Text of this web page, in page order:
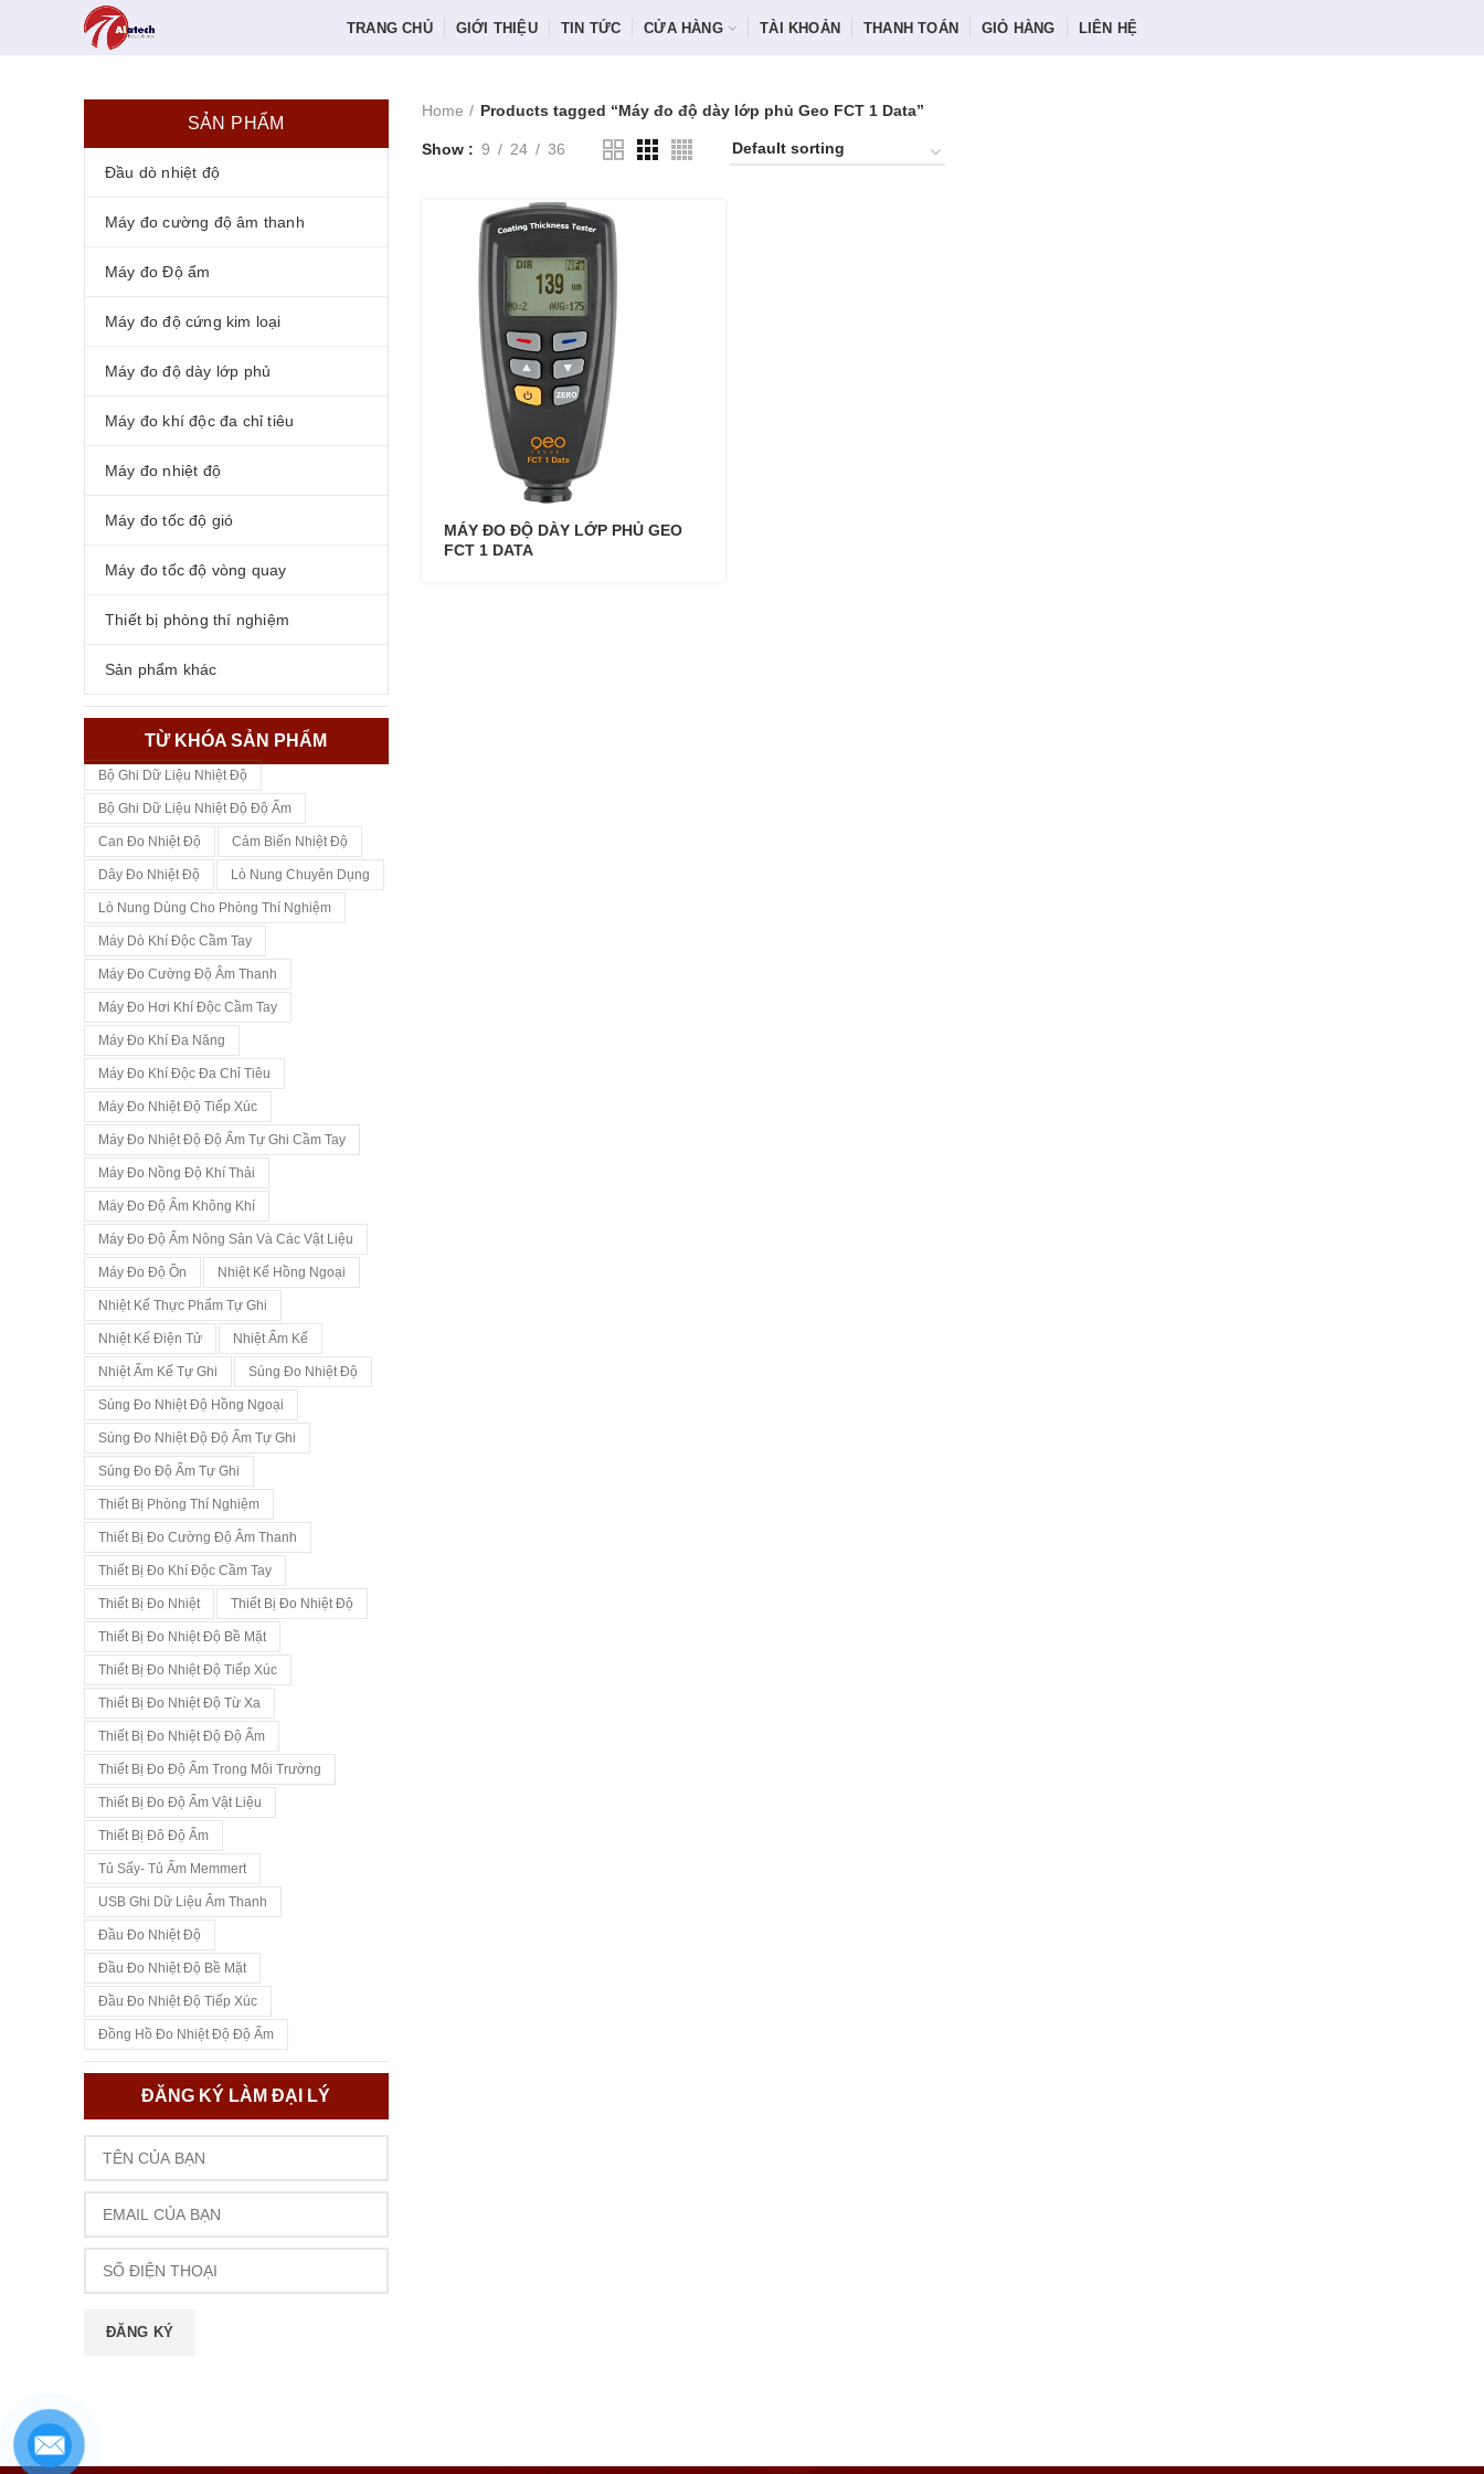
TRANG CHỦ GIỚI THIỆU TIN TỨC CỬA HÀNG TÀI KHOẢN THANH TOÁN GIỎ HÀNG LIÊN HỆ
Home Products tagged “Máy đo độ dày lớp phủ Geo FCT 1 Data”
Show 9 24 36
MÁY ĐO ĐỘ DÀY LỚP PHỦ GEO
FCT 1 DATA
SẢN PHẨM
Đầu dò nhiệt độ
Máy đo cường độ âm thanh
Máy đo Độ ẩm
Máy đo độ cứng kim loại
Máy đo độ dày lớp phủ
Máy đo khí độc đa chỉ tiêu
Máy đo nhiệt độ
Máy đo tốc độ gió
Máy đo tốc độ vòng quay
Thiết bị phòng thí nghiệm
Sản phẩm khác
TỪ KHÓA SẢN PHẨM
Bộ Ghi Dữ Liệu Nhiệt Độ
Bộ Ghi Dữ Liệu Nhiệt Độ Độ Ẩm
Can Đo Nhiệt Độ Cảm Biến Nhiệt Độ
Dây Đo Nhiệt Độ Lò Nung Chuyên Dụng
Lò Nung Dùng Cho Phòng Thí Nghiệm
Máy Dò Khí Độc Cầm Tay
Máy Đo Cường Độ Âm Thanh
Máy Đo Hơi Khí Độc Cầm Tay
Máy Đo Khí Đa Năng
Máy Đo Khí Độc Đa Chỉ Tiêu
Máy Đo Nhiệt Độ Tiếp Xúc
Máy Đo Nhiệt Độ Độ Ẩm Tự Ghi Cầm Tay
Máy Đo Nồng Độ Khí Thải
Máy Đo Độ Ẩm Không Khí
Máy Đo Độ Ẩm Nông Sản Và Các Vật Liệu
Máy Đo Độ Ồn Nhiệt Kế Hồng Ngoại
Nhiệt Kế Thực Phẩm Tự Ghi
Nhiệt Kế Điện Tử Nhiệt Ẩm Kế
Nhiệt Ẩm Kế Tự Ghi Súng Đo Nhiệt Độ
Súng Đo Nhiệt Độ Hồng Ngoại
Súng Đo Nhiệt Độ Độ Ẩm Tự Ghi
Súng Đo Độ Ẩm Tự Ghi
Thiết Bị Phòng Thí Nghiệm
Thiết Bị Đo Cường Độ Âm Thanh
Thiết Bị Đo Khí Độc Cầm Tay
Thiết Bị Đo Nhiệt Thiết Bị Đo Nhiệt Độ
Thiết Bị Đo Nhiệt Độ Bề Mặt
Thiết Bị Đo Nhiệt Độ Tiếp Xúc
Thiết Bị Đo Nhiệt Độ Từ Xa
Thiết Bị Đo Nhiệt Độ Độ Ẩm
Thiết Bị Đo Độ Ẩm Trong Môi Trường
Thiết Bị Đo Độ Ẩm Vật Liệu
Thiết Bị Đô Độ Ẩm
Tủ Sấy- Tủ Ấm Memmert
USB Ghi Dữ Liệu Âm Thanh
Đầu Đo Nhiệt Độ
Đầu Đo Nhiệt Độ Bề Mặt
Đầu Đo Nhiệt Độ Tiếp Xúc
Đồng Hồ Đo Nhiệt Độ Độ Ẩm
ĐĂNG KÝ LÀM ĐẠI LÝ